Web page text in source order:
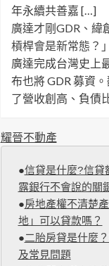
年永續共善嘉 […]
廣達才剛GDR、
槓桿會是新常態？」
廣達完成台灣史上
布也將 GDR 募資
了營收創高、負債
耀晉不動產
●信貸是什麼?信貸
露銀行不會說的關
●房地產權不清楚
地」可以貸款嗎？
●二胎房貸是什麼
及常見問題